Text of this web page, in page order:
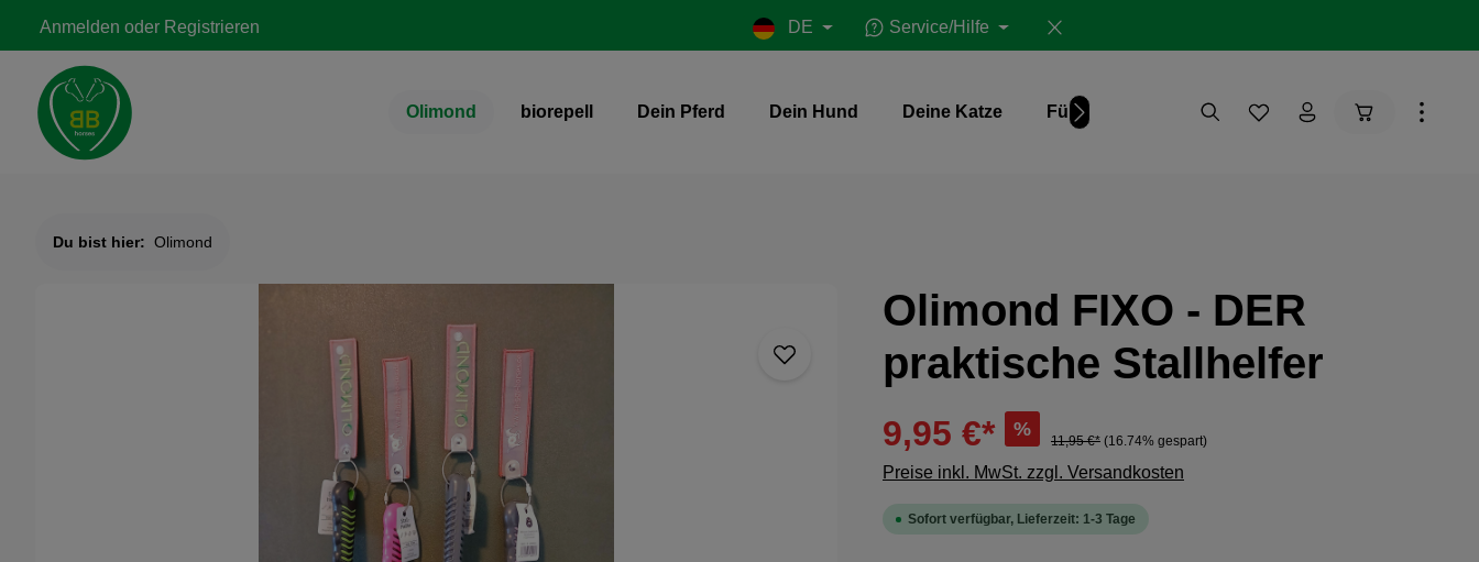
Hauptnavigation springen
Anmelden oder Registrieren DE Service/Hilfe
Olimond biorepell Dein Pferd Dein Hund Deine Katze Für Dich Studien
Warenkorb
Du bist hier: Olimond
Olimond FIXO - DER
praktische Stallhelfer
9,95 €* %
11,95 €* (16.74% gespart)
Preise inkl. MwSt. zzgl. Versandkosten
Sofort verfügbar, Lieferzeit: 1-3 Tage